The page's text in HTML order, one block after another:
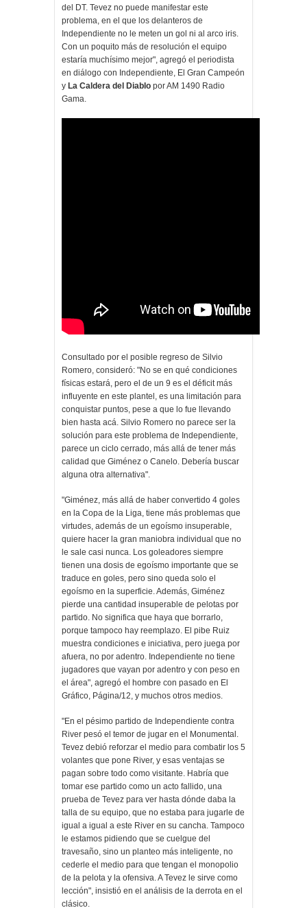
del DT. Tevez no puede manifestar este
problema, en el que los delanteros de
Independiente no le meten un gol ni al arco iris.
Con un poquito más de resolución el equipo
estaría muchísimo mejor", agregó el periodista
en diálogo con Independiente, El Gran Campeón
y La Caldera del Diablo por AM 1490 Radio
Gama.
Consultado por el posible regreso de Silvio
Romero, consideró: "No se en qué condiciones
físicas estará, pero el de un 9 es el déficit más
influyente en este plantel, es una limitación para
conquistar puntos, pese a que lo fue llevando
bien hasta acá. Silvio Romero no parece ser la
solución para este problema de Independiente,
parece un ciclo cerrado, más allá de tener más
calidad que Giménez o Canelo. Debería buscar
alguna otra alternativa".
"Giménez, más allá de haber convertido 4 goles
en la Copa de la Liga, tiene más problemas que
virtudes, además de un egoísmo insuperable,
quiere hacer la gran maniobra individual que no
le sale casi nunca. Los goleadores siempre
tienen una dosis de egoísmo importante que se
traduce en goles, pero sino queda solo el
egoísmo en la superficie. Además, Giménez
pierde una cantidad insuperable de pelotas por
partido. No significa que haya que borrarlo,
porque tampoco hay reemplazo. El pibe Ruiz
muestra condiciones e iniciativa, pero juega por
afuera, no por adentro. Independiente no tiene
jugadores que vayan por adentro y con peso en
el área", agregó el hombre con pasado en El
Gráfico, Página/12, y muchos otros medios.
"En el pésimo partido de Independiente contra
River pesó el temor de jugar en el Monumental.
Tevez debió reforzar el medio para combatir los 5
volantes que pone River, y esas ventajas se
pagan sobre todo como visitante. Habría que
tomar ese partido como un acto fallido, una
prueba de Tevez para ver hasta dónde daba la
talla de su equipo, que no estaba para jugarle de
igual a igual a este River en su cancha. Tampoco
le estamos pidiendo que se cuelgue del
travesaño, sino un planteo más inteligente, no
cederle el medio para que tengan el monopolio
de la pelota y la ofensiva. A Tevez le sirve como
lección", insistió en el análisis de la derrota en el
clásico.